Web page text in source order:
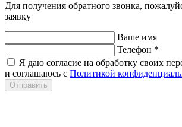
Для получения обратного звонка,
заявку
Ваше имя
Телефон *
Я даю согласие на обработку своих
и соглашаюсь с Политикой
Отправить